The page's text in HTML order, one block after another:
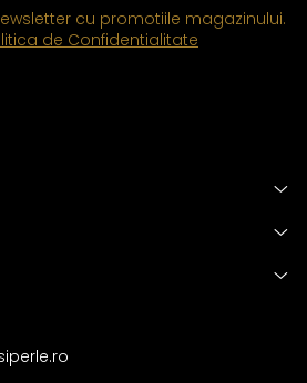
cu promotiile magazinului.
de Confidentialitate